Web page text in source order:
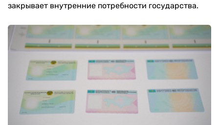
закрывает внутренние потребности государства.